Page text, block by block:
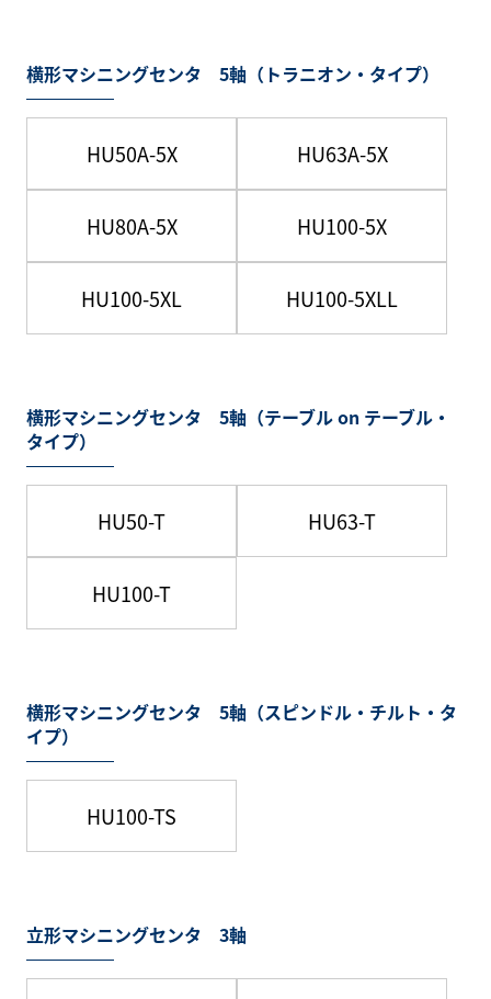
横形マシニングセンタ 5軸（トラニオン・タイプ）
HU50A-5X HU63A-5X
HU80A-5X HU100-5X
HU100-5XL HU100-5XLL
横形マシニングセンタ 5軸（テーブル on テーブル・
タイプ）
HU50-T HU63-T
HU100-T
横形マシニングセンタ 5軸（スピンドル・チルト・タ
イプ）
HU100-TS
立形マシニングセンタ 3軸